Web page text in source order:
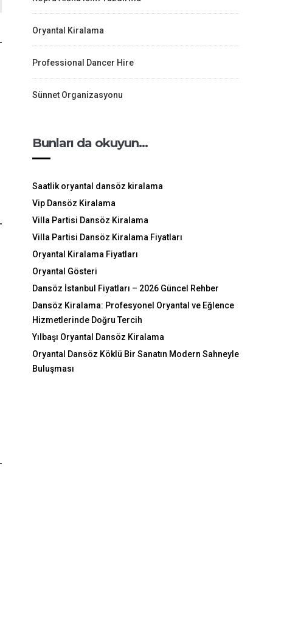
Oryantal Kiralama
Professional Dancer Hire
Sünnet Organizasyonu
Bunları da okuyun…
Saatlik oryantal dansöz kiralama
Vip Dansöz Kiralama
Villa Partisi Dansöz Kiralama
Villa Partisi Dansöz Kiralama Fiyatları
Oryantal Kiralama Fiyatları
Oryantal Gösteri
Dansöz İstanbul Fiyatları – 2026 Güncel Rehber
Dansöz Kiralama: Profesyonel Oryantal ve Eğlence
Hizmetlerinde Doğru Tercih
Yılbaşı Oryantal Dansöz Kiralama
Oryantal Dansöz Köklü Bir Sanatın Modern Sahneyle
Buluşması